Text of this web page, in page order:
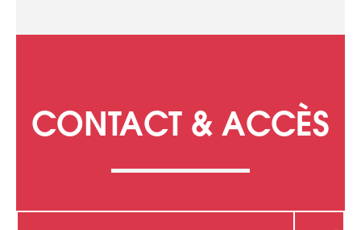
CONTACT & ACCÈS